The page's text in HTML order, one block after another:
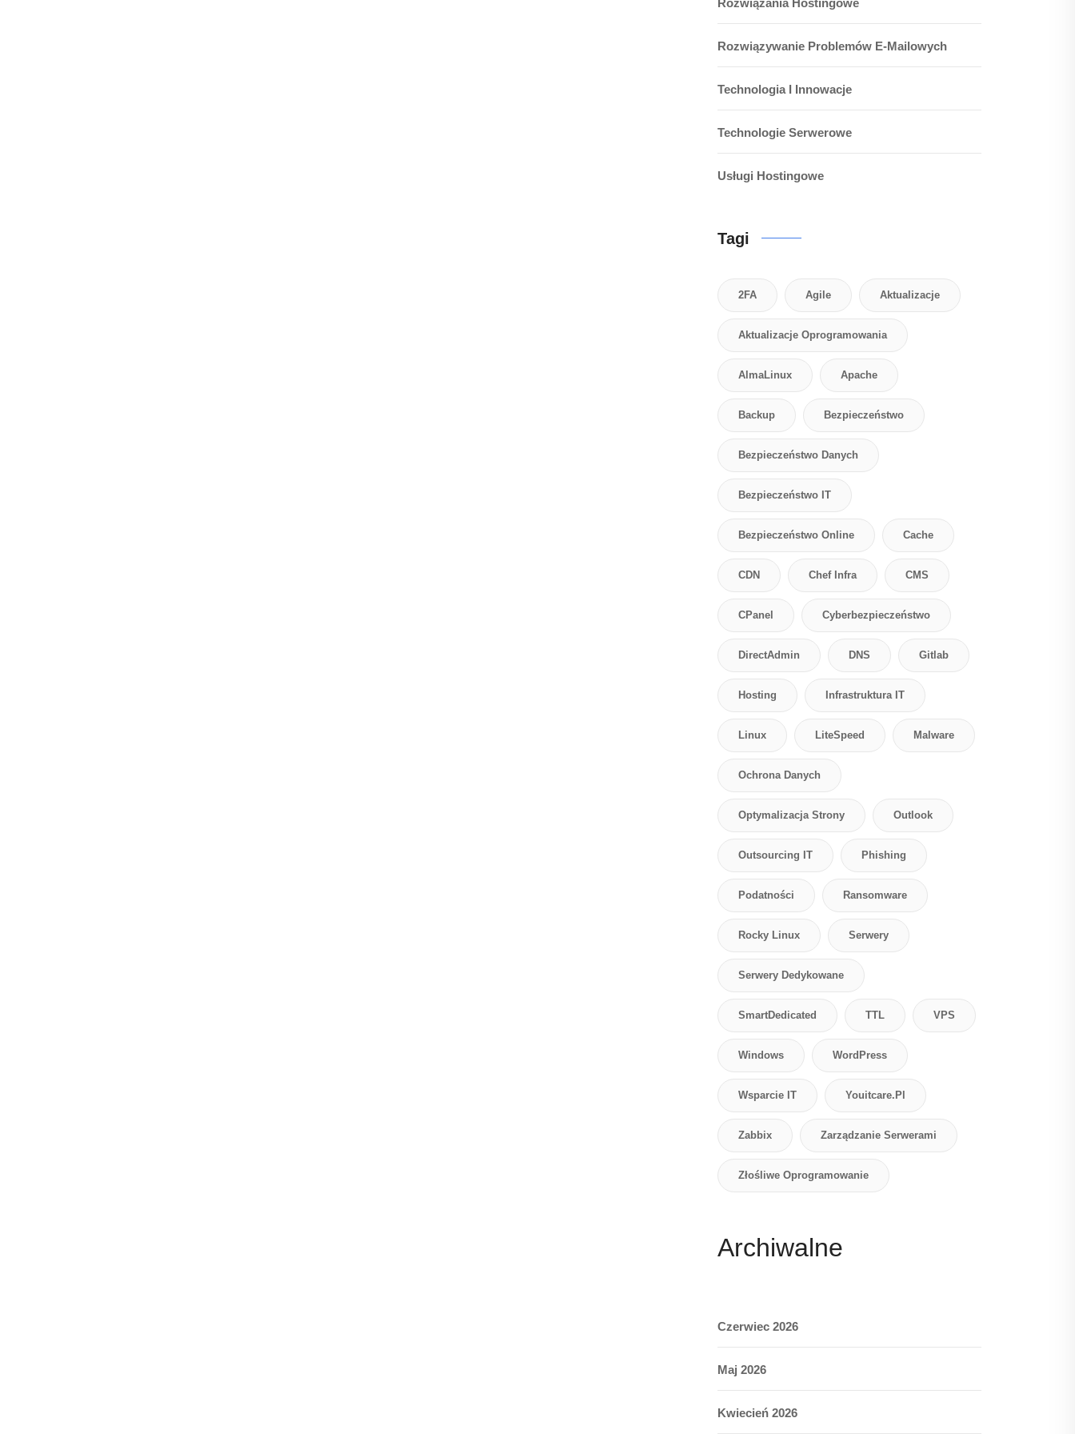
Rozwiązania Hostingowe
Rozwiązywanie Problemów E-Mailowych
Technologia I Innowacje
Technologie Serwerowe
Usługi Hostingowe
Tagi
2FA Agile Aktualizacje
Aktualizacje Oprogramowania
AlmaLinux Apache
Backup Bezpieczeństwo
Bezpieczeństwo Danych
Bezpieczeństwo IT
Bezpieczeństwo Online Cache
CDN Chef Infra CMS
CPanel Cyberbezpieczeństwo
DirectAdmin DNS Gitlab
Hosting Infrastruktura IT
Linux LiteSpeed Malware
Ochrona Danych
Optymalizacja Strony Outlook
Outsourcing IT Phishing
Podatności Ransomware
Rocky Linux Serwery
Serwery Dedykowane
SmartDedicated TTL VPS
Windows WordPress
Wsparcie IT Youitcare.pl
Zabbix Zarządzanie Serwerami
Złośliwe Oprogramowanie
Archiwalne
Czerwiec 2026
Maj 2026
Kwiecień 2026